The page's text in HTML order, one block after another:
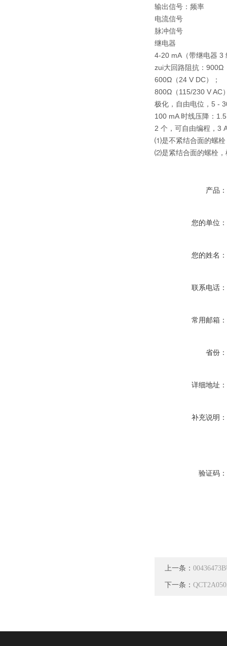
输出信号：频率
电流信号
脉冲信号
继电器
4-20 mA（带继电器 3
zui大回路阻抗：900Ω
600Ω（24 V DC）；
800Ω（115/230 V AC
极化，自由电位，5 -
100 mA 时线压降：
2 个，可自由编程，3
⑴是不紧结合面的螺栓
⑵是紧结合面的螺栓，
产品：
您的单位：
您的姓名：
联系电话：
常用邮箱：
省份：
详细地址：
补充说明：
验证码：
上一条：
下一条：